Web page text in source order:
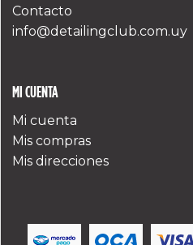
Contacto
info@detailingclub.com.uy
MI CUENTA
Mi cuenta
Mis compras
Mis direcciones